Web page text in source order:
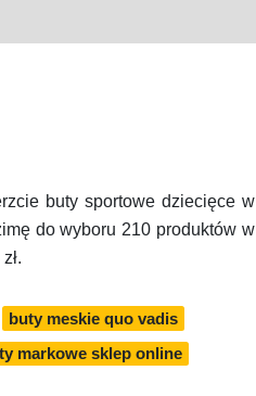
buty sportowe dziecięce w
do wyboru 210 produktów w
buty meskie quo vadis
markowe sklep online